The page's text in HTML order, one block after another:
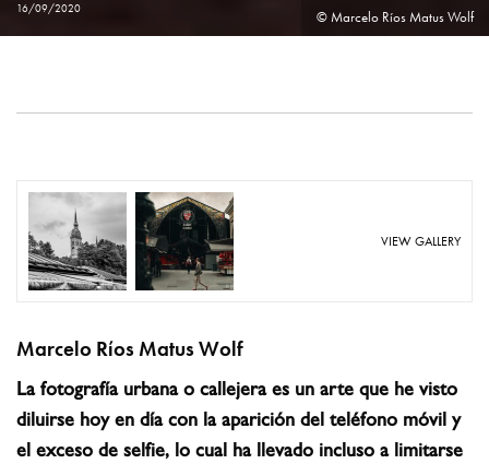
16/09/2020 © Marcelo Ríos Matus Wolf
VIEW GALLERY
Marcelo Ríos Matus Wolf
La fotografía urbana o callejera es un arte que he visto
diluirse hoy en día con la aparición del teléfono móvil y
el exceso de selfie, lo cual ha llevado incluso a limitarse